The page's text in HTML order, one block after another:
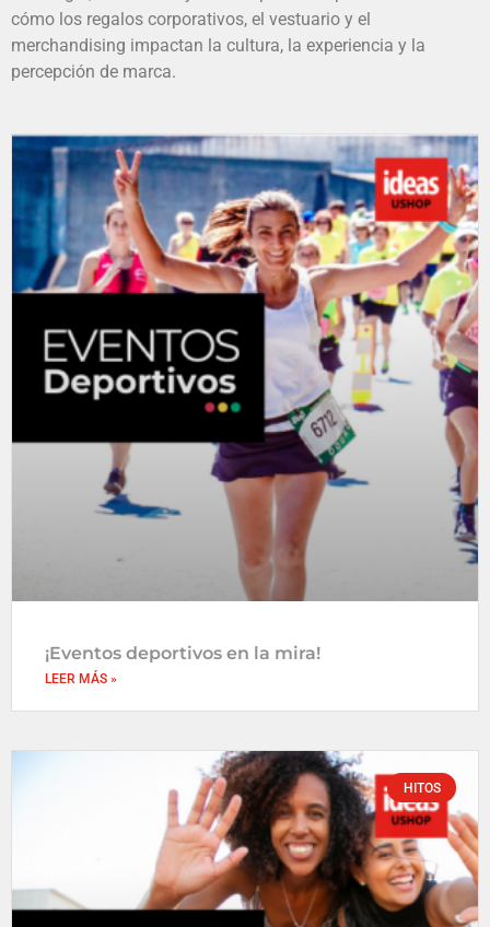
cómo los regalos corporativos, el vestuario y el
merchandising impactan la cultura, la experiencia y la
percepción de marca.
¡Eventos deportivos en la mira!
LEER MÁS »
HITOS